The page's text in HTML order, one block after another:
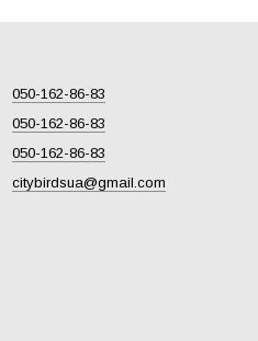
050-162-86-83
050-162-86-83
050-162-86-83
citybirdsua@gmail.com